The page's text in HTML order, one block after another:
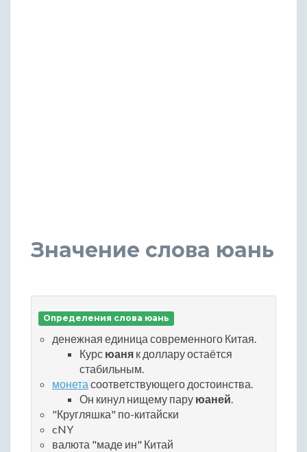
Значение слова юань
Определения слова юань
денежная единица современного Китая.
Курс юаня к доллару остаётся
стабильным.
монета соответствующего достоинства.
Он кинул нищему пару юаней.
"Кругляшка" по-китайски
cNY
валюта "маде ин" Китай